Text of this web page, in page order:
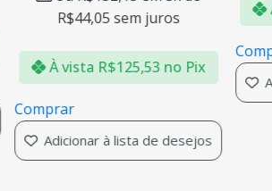
R$44,05sem juros
À vistaR$125,53no Pix
Comprar
Adicionar à lista de desejos
À